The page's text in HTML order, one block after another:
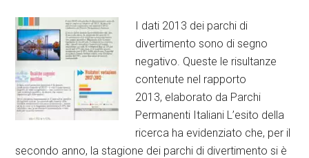
I dati 2013 dei parchi di
divertimento sono di segno
negativo. Queste le risultanze
contenute nel rapporto
2013, elaborato da Parchi
Permanenti Italiani L’esito della
ricerca ha evidenziato che, per il
secondo anno, la stagione dei parchi di divertimento si è